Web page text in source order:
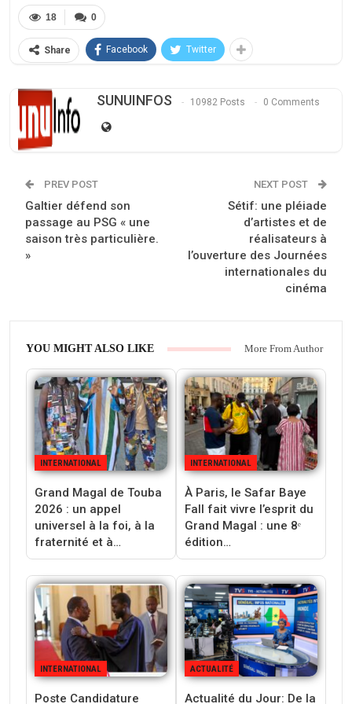
0
18
Share Facebook Twitter
SUNUINFOS 10982 Posts 0 Comments
PREV POST
Galtier défend son
passage au PSG « une
saison très particulière.
»
NEXT POST
Sétif: une pléiade
d’artistes et de
réalisateurs à
l’ouverture des Journées
internationales du
cinéma
YOU MIGHT ALSO LIKE More From Author
INTERNATIONAL
Grand Magal de Touba
2026 : un appel
universel à la foi, à la
fraternité et à…
INTERNATIONAL
À Paris, le Safar Baye
Fall fait vivre l’esprit du
Grand Magal : une 8ᵉ
édition…
INTERNATIONAL
Poste Candidature
ACTUALITÉ
Actualité du Jour: De la